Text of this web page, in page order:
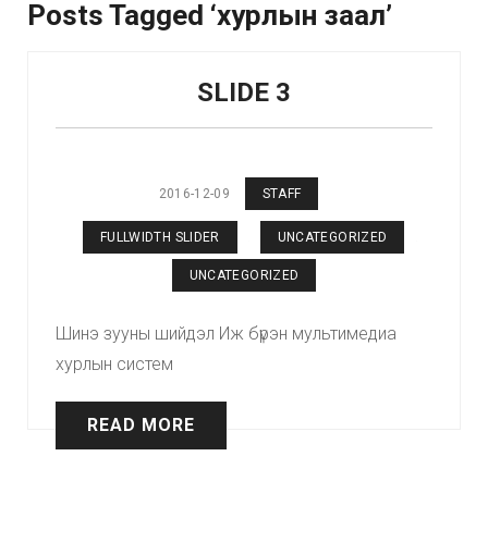
Posts Tagged ‘хурлын заал’
SLIDE 3
2016-12-09 STAFF
FULLWIDTH SLIDER UNCATEGORIZED
UNCATEGORIZED
Шинэ зууны шийдэл Иж бүрэн мультимедиа
хурлын систем
READ MORE